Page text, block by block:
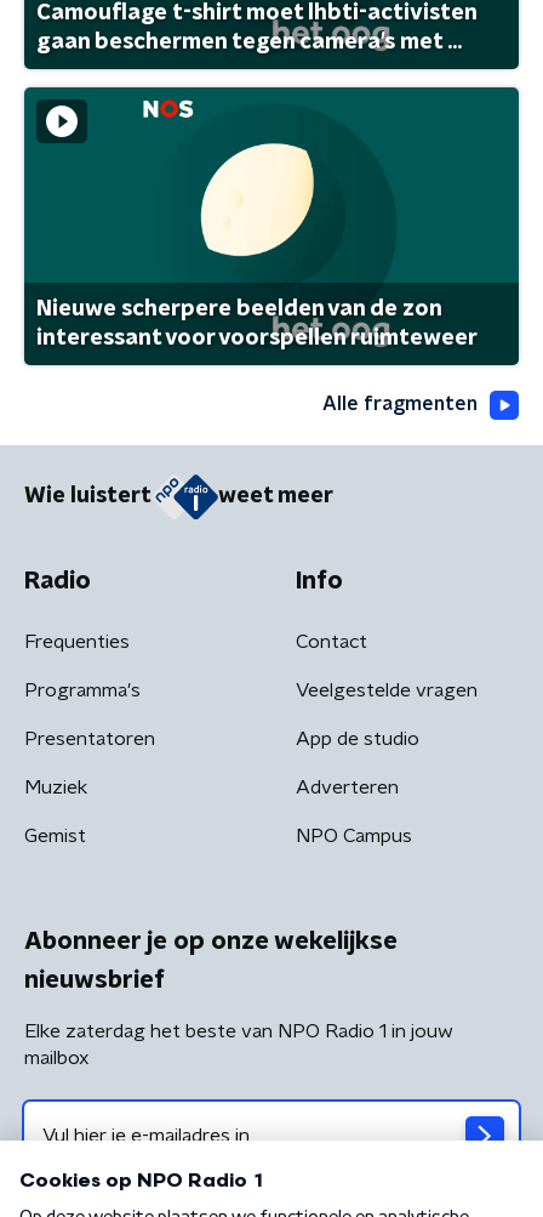
Camouflage t-shirt moet lhbti-activisten
gaan beschermen tegen camera's met ...
Nieuwe scherpere beelden van de zon
interessant voor voorspellen ruimteweer
Alle fragmenten
Wie luistert weet meer
Radio
Frequenties
Programma's
Presentatoren
Muziek
Gemist
Info
Contact
Veelgestelde vragen
App de studio
Adverteren
NPO Campus
Abonneer je op onze wekelijkse
nieuwsbrief
Elke zaterdag het beste van NPO Radio 1 in jouw
mailbox